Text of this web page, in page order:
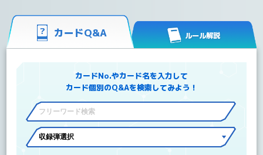
カードQ&A ルール解説
カードNo.やカード名を入力して
カード個別のQ&Aを検索してみよう！